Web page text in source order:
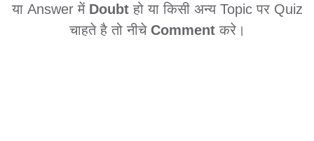
या Answer में Doubtहो या किसी अन्य Topic पर Quiz
चाहते है तो नीचे Commentकरे।